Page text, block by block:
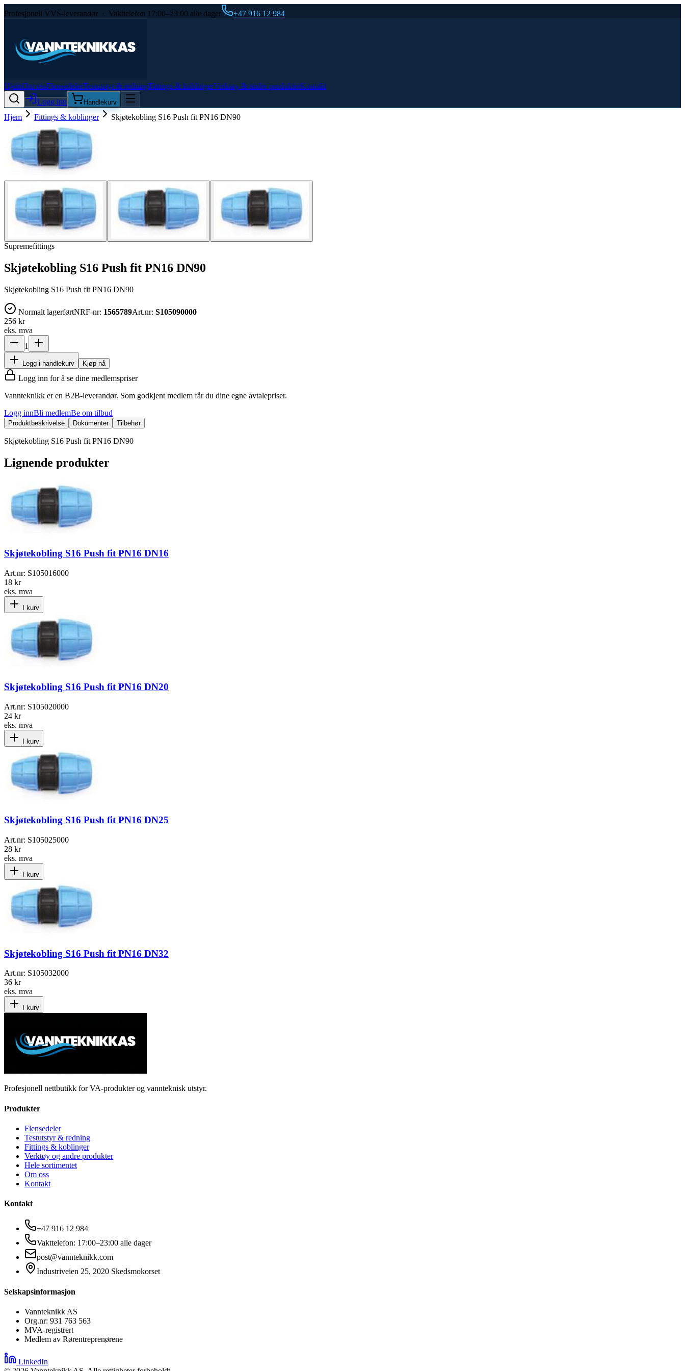
Profesjonell VVS-leverandør · Vakttelefon 17:00–23:00 alle dager +47 916 12 984
HjemOm ossFlensedelerTestutstyr & redningFittings & koblingerVerktøy & andre produkterKontakt
Logg inn
Handlekurv
Hjem Fittings & koblinger Skjøtekobling S16 Push fit PN16 DN90
Supremefittings
Skjøtekobling S16 Push fit PN16 DN90
Skjøtekobling S16 Push fit PN16 DN90
Normalt lagerførtNRF-nr: 1565789Art.nr: S105090000
256 kr
eks. mva
1
Legg i handlekurv Kjøp nå
Logg inn for å se dine medlemspriser
Vannteknikk er en B2B-leverandør. Som godkjent medlem får du dine egne avtalepriser.
Logg innBli medlemBe om tilbud
Produktbeskrivelse Dokumenter Tilbehør
Skjøtekobling S16 Push fit PN16 DN90
Lignende produkter
Skjøtekobling S16 Push fit PN16 DN16
Art.nr: S105016000
18 kr
eks. mva
I kurv
Skjøtekobling S16 Push fit PN16 DN20
Art.nr: S105020000
24 kr
eks. mva
I kurv
Skjøtekobling S16 Push fit PN16 DN25
Art.nr: S105025000
28 kr
eks. mva
I kurv
Skjøtekobling S16 Push fit PN16 DN32
Art.nr: S105032000
36 kr
eks. mva
I kurv
Profesjonell nettbutikk for VA-produkter og vannteknisk utstyr.
Produkter
Flensedeler
Testutstyr & redning
Fittings & koblinger
Verktøy og andre produkter
Hele sortimentet
Om oss
Kontakt
Kontakt
+47 916 12 984
Vakttelefon: 17:00–23:00 alle dager
post@vannteknikk.com
Industriveien 25, 2020 Skedsmokorset
Selskapsinformasjon
Vannteknikk AS
Org.nr: 931 763 563
MVA-registrert
Medlem av Rørentreprenørene
LinkedIn